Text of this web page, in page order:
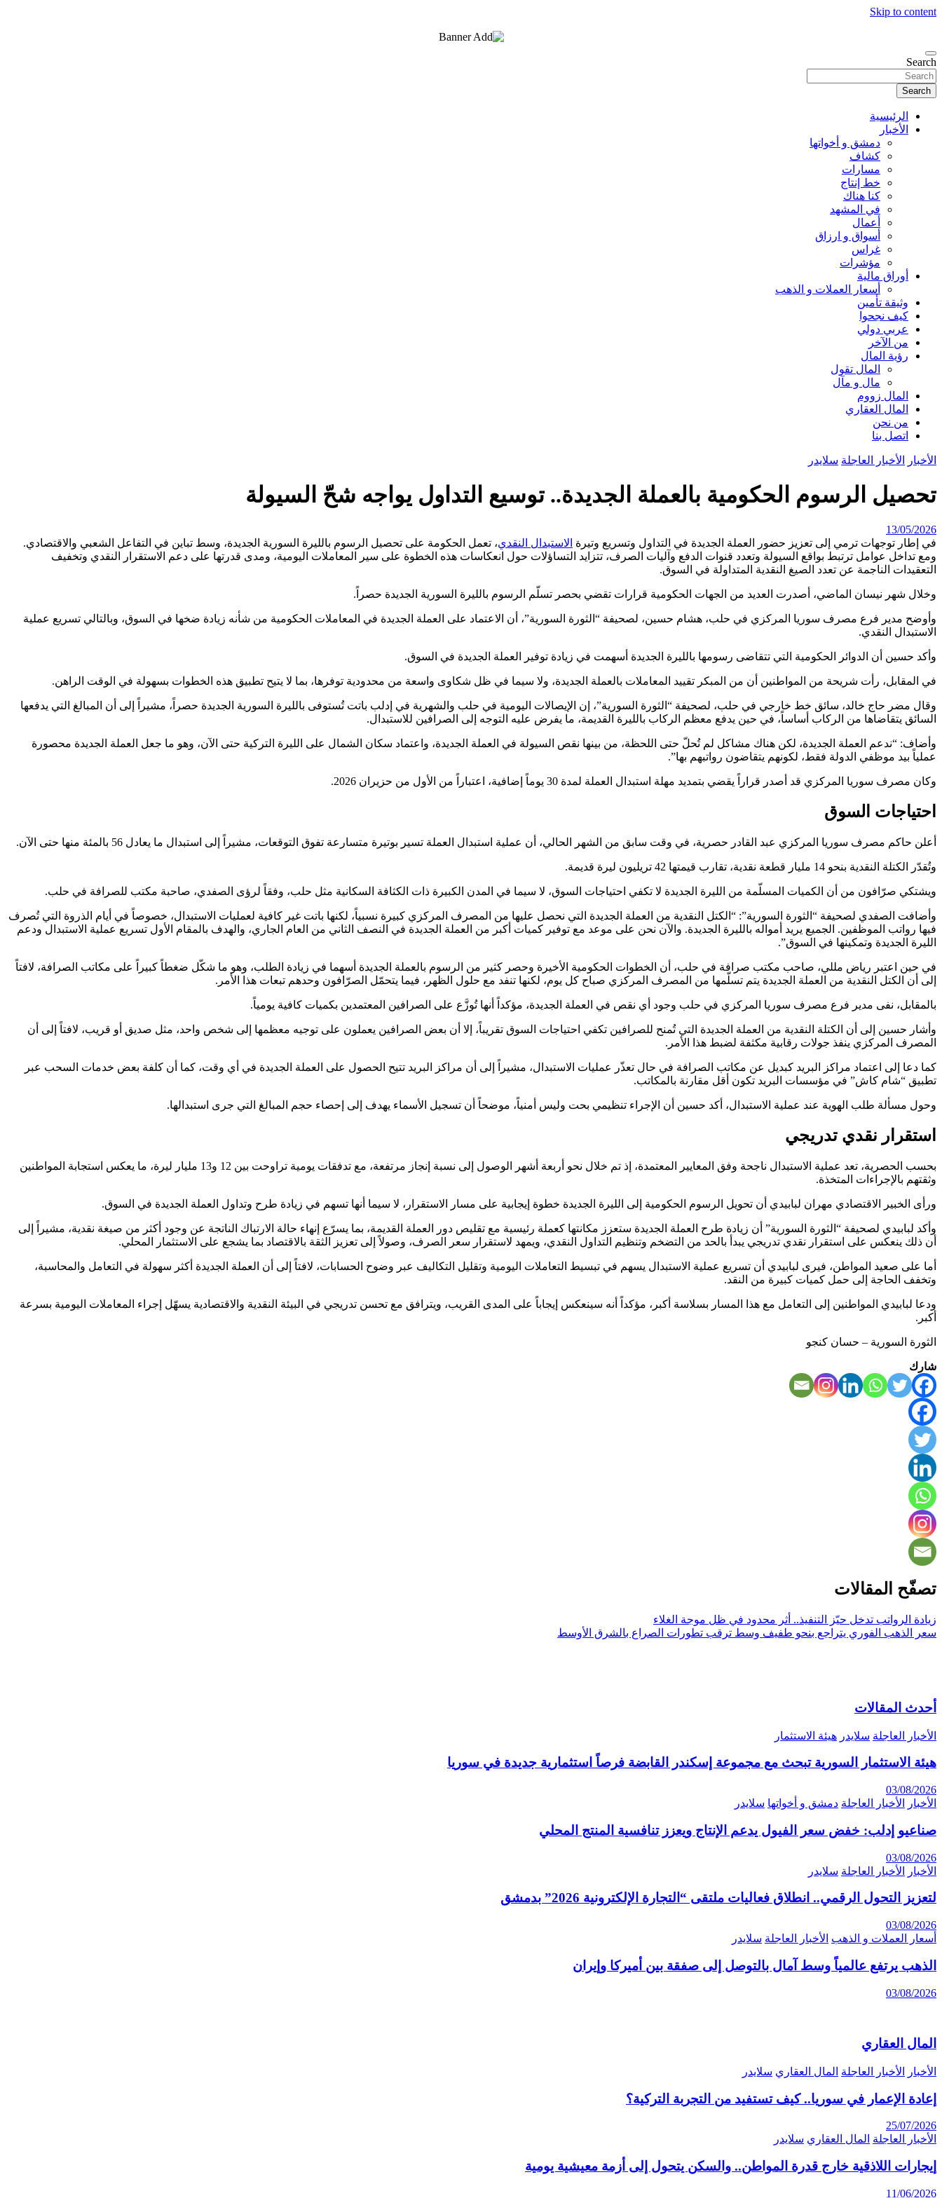
Skip to content
Search
Search
الرئيسية
الأخبار
دمشق و أخواتها
كشاف
مسارات
خط إنتاج
كنا هناك
في المشهد
أعمال
أسواق و ارزاق
غراس
مؤشرات
أوراق مالية
أسعار العملات و الذهب
وثيقة تأمين
كيف نجحوا
عربي دولي
من الآخر
رؤية المال
المال تقول
مال و مآل
المال زووم
المال العقاري
من نحن
اتصل بنا
الأخبار الأخبار العاجلة سلايدر
تحصيل الرسوم الحكومية بالعملة الجديدة.. توسيع التداول يواجه شحّ السيولة
13/05/2026
في إطار توجهات ترمي إلى تعزيز حضور العملة الجديدة في التداول وتسريع وتيرة الاستبدال النقدي، تعمل الحكومة على تحصيل الرسوم بالليرة السورية الجديدة، وسط تباين في التفاعل الشعبي والاقتصادي.
ومع تداخل عوامل ترتبط بواقع السيولة وتعدد قنوات الدفع وآليات الصرف، تتزايد التساؤلات حول انعكاسات هذه الخطوة على سير المعاملات اليومية، ومدى قدرتها على دعم الاستقرار النقدي وتخفيف
التعقيدات الناجمة عن تعدد الصيغ النقدية المتداولة في السوق.
وخلال شهر نيسان الماضي، أصدرت العديد من الجهات الحكومية قرارات تقضي بحصر تسلّم الرسوم بالليرة السورية الجديدة حصراً.
وأوضح مدير فرع مصرف سوريا المركزي في حلب، هشام حسين، لصحيفة “الثورة السورية”، أن الاعتماد على العملة الجديدة في المعاملات الحكومية من شأنه زيادة ضخها في السوق، وبالتالي تسريع عملية
الاستبدال النقدي.
وأكد حسين أن الدوائر الحكومية التي تتقاضى رسومها بالليرة الجديدة أسهمت في زيادة توفير العملة الجديدة في السوق.
في المقابل، رأت شريحة من المواطنين أن من المبكر تقييد المعاملات بالعملة الجديدة، ولا سيما في ظل شكاوى واسعة من محدودية توفرها، بما لا يتيح تطبيق هذه الخطوات بسهولة في الوقت الراهن.
وقال مضر حاج خالد، سائق خط خارجي في حلب، لصحيفة “الثورة السورية”، إن الإيصالات اليومية في حلب والشهرية في إدلب باتت تُستوفى بالليرة السورية الجديدة حصراً، مشيراً إلى أن المبالغ التي يدفعها
السائق يتقاضاها من الركاب أساساً، في حين يدفع معظم الركاب بالليرة القديمة، ما يفرض عليه التوجه إلى الصرافين للاستبدال.
وأضاف: “ندعم العملة الجديدة، لكن هناك مشاكل لم تُحلّ حتى اللحظة، من بينها نقص السيولة في العملة الجديدة، واعتماد سكان الشمال على الليرة التركية حتى الآن، وهو ما جعل العملة الجديدة محصورة
عملياً بيد موظفي الدولة فقط، لكونهم يتقاضون رواتبهم بها”.
وكان مصرف سوريا المركزي قد أصدر قراراً يقضي بتمديد مهلة استبدال العملة لمدة 30 يوماً إضافية، اعتباراً من الأول من حزيران 2026.
احتياجات السوق
أعلن حاكم مصرف سوريا المركزي عبد القادر حصرية، في وقت سابق من الشهر الحالي، أن عملية استبدال العملة تسير بوتيرة متسارعة تفوق التوقعات، مشيراً إلى استبدال ما يعادل 56 بالمئة منها حتى الآن.
وتُقدّر الكتلة النقدية بنحو 14 مليار قطعة نقدية، تقارب قيمتها 42 تريليون ليرة قديمة.
ويشتكي صرّافون من أن الكميات المسلّمة من الليرة الجديدة لا تكفي احتياجات السوق، لا سيما في المدن الكبيرة ذات الكثافة السكانية مثل حلب، وفقاً لرؤى الصفدي، صاحبة مكتب للصرافة في حلب.
وأضافت الصفدي لصحيفة “الثورة السورية”: “الكتل النقدية من العملة الجديدة التي نحصل عليها من المصرف المركزي كبيرة نسبياً، لكنها باتت غير كافية لعمليات الاستبدال، خصوصاً في أيام الذروة التي تُصرف
فيها رواتب الموظفين. الجميع يريد أمواله بالليرة الجديدة. والآن نحن على موعد مع توفير كميات أكبر من العملة الجديدة في النصف الثاني من العام الجاري، والهدف بالمقام الأول تسريع عملية الاستبدال ودعم
الليرة الجديدة وتمكينها في السوق”.
في حين اعتبر رياض مللي، صاحب مكتب صرافة في حلب، أن الخطوات الحكومية الأخيرة وحصر كثير من الرسوم بالعملة الجديدة أسهما في زيادة الطلب، وهو ما شكّل ضغطاً كبيراً على مكاتب الصرافة، لافتاً
إلى أن الكتل النقدية من العملة الجديدة يتم تسلّمها من المصرف المركزي صباح كل يوم، لكنها تنفد مع حلول الظهر، فيما يتحمّل الصرّافون وحدهم تبعات هذا الأمر.
بالمقابل، نفى مدير فرع مصرف سوريا المركزي في حلب وجود أي نقص في العملة الجديدة، مؤكداً أنها تُوزَّع على الصرافين المعتمدين بكميات كافية يومياً.
وأشار حسين إلى أن الكتلة النقدية من العملة الجديدة التي تُمنح للصرافين تكفي احتياجات السوق تقريباً، إلا أن بعض الصرافين يعملون على توجيه معظمها إلى شخص واحد، مثل صديق أو قريب، لافتاً إلى أن
المصرف المركزي ينفذ جولات رقابية مكثفة لضبط هذا الأمر.
كما دعا إلى اعتماد مراكز البريد كبديل عن مكاتب الصرافة في حال تعذّر عمليات الاستبدال، مشيراً إلى أن مراكز البريد تتيح الحصول على العملة الجديدة في أي وقت، كما أن كلفة بعض خدمات السحب عبر
تطبيق “شام كاش” في مؤسسات البريد تكون أقل مقارنة بالمكاتب.
وحول مسألة طلب الهوية عند عملية الاستبدال، أكد حسين أن الإجراء تنظيمي بحت وليس أمنياً، موضحاً أن تسجيل الأسماء يهدف إلى إحصاء حجم المبالغ التي جرى استبدالها.
استقرار نقدي تدريجي
بحسب الحصرية، تعد عملية الاستبدال ناجحة وفق المعايير المعتمدة، إذ تم خلال نحو أربعة أشهر الوصول إلى نسبة إنجاز مرتفعة، مع تدفقات يومية تراوحت بين 12 و13 مليار ليرة، ما يعكس استجابة المواطنين
وثقتهم بالإجراءات المتخذة.
ورأى الخبير الاقتصادي مهران لبابيدي أن تحويل الرسوم الحكومية إلى الليرة الجديدة خطوة إيجابية على مسار الاستقرار، لا سيما أنها تسهم في زيادة طرح وتداول العملة الجديدة في السوق.
وأكد لبابيدي لصحيفة “الثورة السورية” أن زيادة طرح العملة الجديدة ستعزز مكانتها كعملة رئيسية مع تقليص دور العملة القديمة، بما يسرّع إنهاء حالة الارتباك الناتجة عن وجود أكثر من صيغة نقدية، مشيراً إلى
أن ذلك ينعكس على استقرار نقدي تدريجي يبدأ بالحد من التضخم وتنظيم التداول النقدي، ويمهد لاستقرار سعر الصرف، وصولاً إلى تعزيز الثقة بالاقتصاد بما يشجع على الاستثمار المحلي.
أما على صعيد المواطن، فيرى لبابيدي أن تسريع عملية الاستبدال يسهم في تبسيط التعاملات اليومية وتقليل التكاليف عبر وضوح الحسابات، لافتاً إلى أن العملة الجديدة أكثر سهولة في التعامل والمحاسبة،
وتخفف الحاجة إلى حمل كميات كبيرة من النقد.
ودعا لبابيدي المواطنين إلى التعامل مع هذا المسار بسلاسة أكبر، مؤكداً أنه سينعكس إيجاباً على المدى القريب، ويترافق مع تحسن تدريجي في البيئة النقدية والاقتصادية يسهّل إجراء المعاملات اليومية بسرعة
أكبر.
الثورة السورية – حسان كنجو
شارك
تصفّح المقالات
زيادة الرواتب تدخل حيّز التنفيذ.. أثر محدود في ظل موجة الغلاء
سعر الذهب الفوري يتراجع بنحو طفيف وسط ترقب تطورات الصراع بالشرق الأوسط
أحدث المقالات
الأخبار العاجلة سلايدر هيئة الاستثمار
هيئة الاستثمار السورية تبحث مع مجموعة إسكندر القابضة فرصاً استثمارية جديدة في سوريا
03/08/2026
الأخبار
الأخبار العاجلة دمشق و أخواتها سلايدر
صناعيو إدلب: خفض سعر الفيول يدعم الإنتاج ويعزز تنافسية المنتج المحلي
03/08/2026
الأخبار
الأخبار العاجلة سلايدر
لتعزيز التحول الرقمي.. انطلاق فعاليات ملتقى “التجارة الإلكترونية 2026” بدمشق
03/08/2026
أسعار العملات و الذهب الأخبار العاجلة سلايدر
الذهب يرتفع عالمياً وسط آمال بالتوصل إلى صفقة بين أميركا وإيران
03/08/2026
المال العقاري
الأخبار الأخبار العاجلة المال العقاري سلايدر
إعادة الإعمار في سوريا.. كيف تستفيد من التجربة التركية؟
25/07/2026
الأخبار العاجلة المال العقاري سلايدر
إيجارات اللاذقية خارج قدرة المواطن.. والسكن يتحول إلى أزمة معيشية يومية
11/06/2026